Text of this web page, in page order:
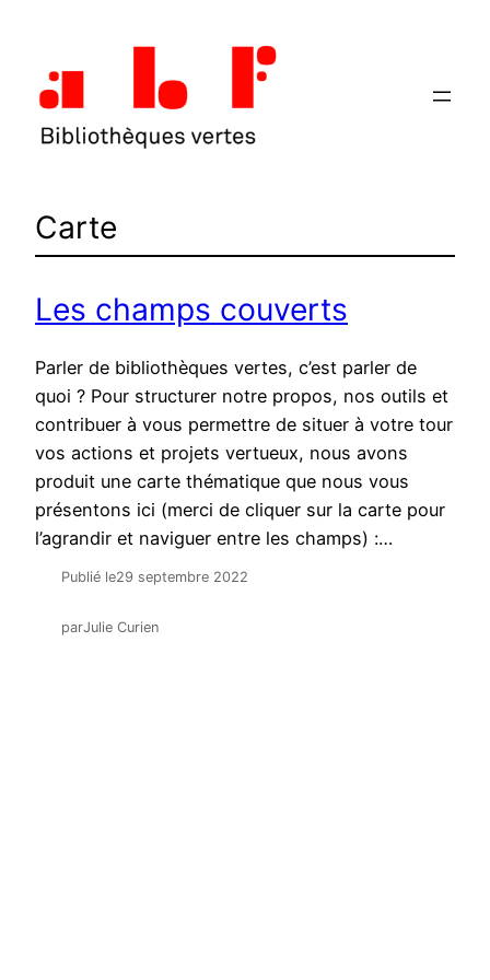
contenu
Carte
Les champs couverts
Parler de bibliothèques vertes, c’est parler de
quoi ? Pour structurer notre propos, nos outils et
contribuer à vous permettre de situer à votre tour
vos actions et projets vertueux, nous avons
produit une carte thématique que nous vous
présentons ici (merci de cliquer sur la carte pour
l’agrandir et naviguer entre les champs) :…
Publié le29 septembre 2022
parJulie Curien